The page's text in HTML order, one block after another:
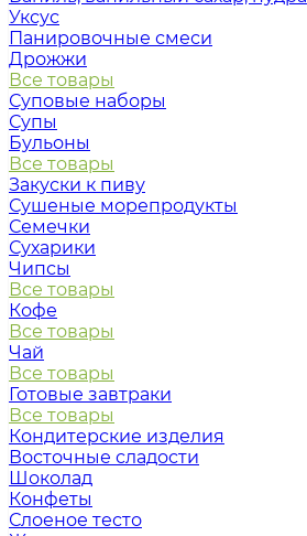
Уксус
Панировочные смеси
Дрожжи
Все товары
Суповые наборы
Супы
Бульоны
Все товары
Закуски к пиву
Сушеные морепродукты
Семечки
Сухарики
Чипсы
Все товары
Кофе
Все товары
Чай
Все товары
Готовые завтраки
Все товары
Кондитерские изделия
Восточные сладости
Шоколад
Конфеты
Слоеное тесто